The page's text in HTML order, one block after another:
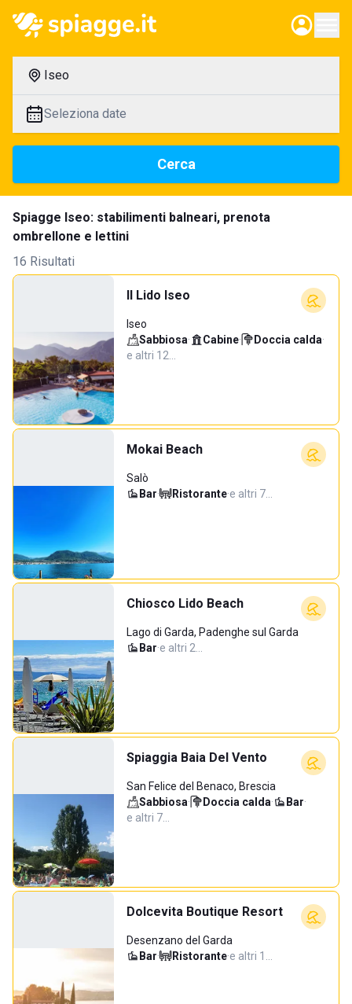
Iseo
Seleziona date
Cerca
Spiagge Iseo: stabilimenti balneari, prenota
ombrellone e lettini
16 Risultati
Il Lido Iseo
Iseo
Sabbiosa· Cabine· Doccia calda·
e altri 12…
Mokai Beach
Salò
Bar· Ristorante·e altri 7…
Chiosco Lido Beach
Lago di Garda, Padenghe sul Garda
Bar·e altri 2…
Spiaggia Baia Del Vento
San Felice del Benaco, Brescia
Sabbiosa· Doccia calda· Bar·
e altri 7…
Dolcevita Boutique Resort
Desenzano del Garda
Bar· Ristorante·e altri 1…